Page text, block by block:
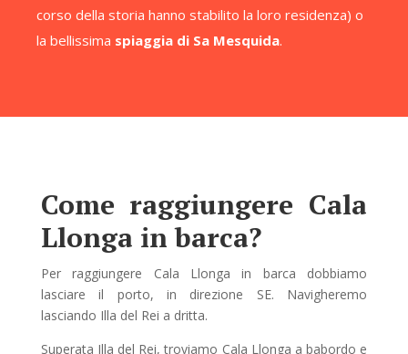
corso della storia hanno stabilito la loro residenza) o
la bellissima spiaggia di Sa Mesquida.
Come raggiungere Cala
Llonga in barca?
Per raggiungere Cala Llonga in barca dobbiamo
lasciare il porto, in direzione SE. Navigheremo
lasciando Illa del Rei a dritta.
Superata Illa del Rei, troviamo Cala Llonga a babordo e